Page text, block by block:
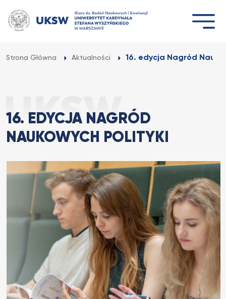
do
treści
Strona Główna Aktualności 16. edycja Nagród
16. EDYCJA NAGRÓD
NAUKOWYCH POLITYKI